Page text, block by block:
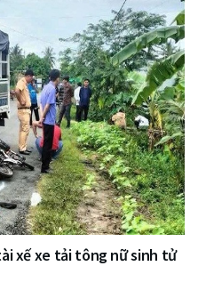
xế xe tải tông nữ sinh tử